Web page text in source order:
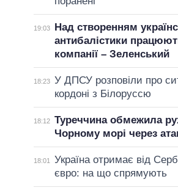
19:03
Над створенням
антибалістики
компанії – Зеленський
18:23 У ДПСУ розповіли про
кордоні з Білоруссю
18:12 Туреччина обмежила
Чорному морі через
18:01
Україна отримає від
євро: на що спрямують